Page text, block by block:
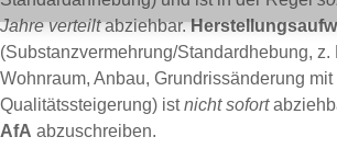
Jahre verteiltabziehbar.
(Substanzvermehrung/Standardhebung, z.
Wohnraum, Anbau, Grundrissänderung
Qualitätssteigerung) istnicht sofort
AfA abzuschreiben.